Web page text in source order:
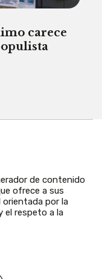
carece
de contenido
ofrece a sus
orientada por la
el respeto a la